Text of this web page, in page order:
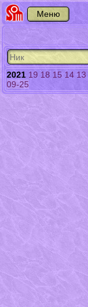
2021 19 18 15 14 13
09-25